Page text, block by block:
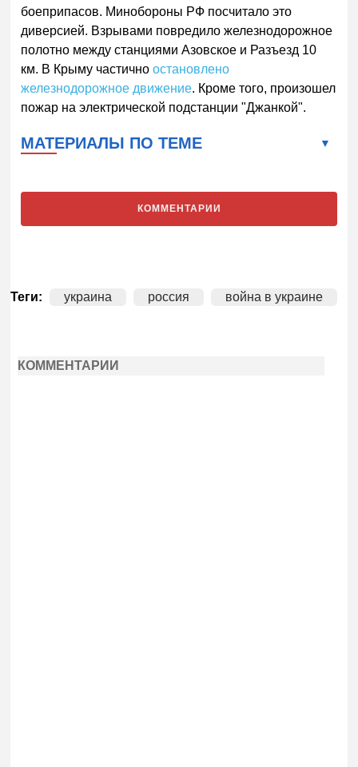
боеприпасов. Минобороны РФ посчитало это
диверсией. Взрывами повредило железнодорожное
полотно между станциями Азовское и Разъезд 10
км. В Крыму частично остановлено
железнодорожное движение. Кроме того, произошел
пожар на электрической подстанции "Джанкой".
МАТЕРИАЛЫ ПО ТЕМЕ
КОММЕНТАРИИ
Теги: украина россия война в украине
КОММЕНТАРИИ